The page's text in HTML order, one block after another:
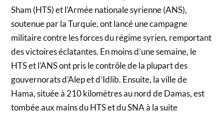
Sham (HTS) et l’Armée nationale syrienne (ANS),
soutenue par la Turquie, ont lancé une campagne
militaire contre les forces du régime syrien, remportant
des victoires éclatantes. En moins d’une semaine, le
HTS et l’ANS ont pris le contrôle de la plupart des
gouvernorats d’Alep et d’Idlib. Ensuite, la ville de
Hama, située à 210 kilomètres au nord de Damas, est
tombée aux mains du HTS et du SNA à la suite